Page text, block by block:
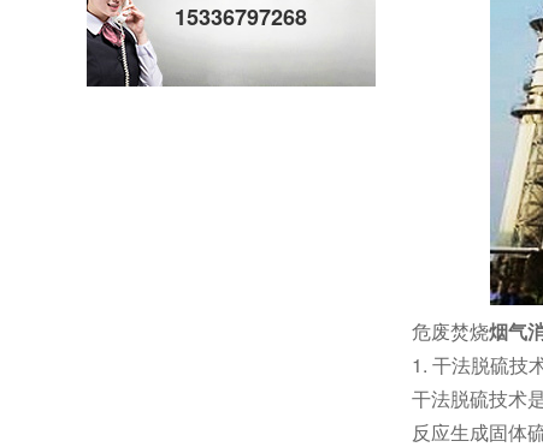
危废焚烧烟气
1. 干法脱硫技
干法脱硫技术
反应生成固体
15336797268